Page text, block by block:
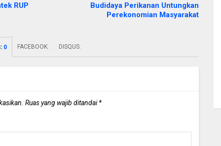
RUP
Budidaya Perikanan Untungkan
Perekonomian Masyarakat
0 FACEBOOK: DISQUS:
Ruas yang wajib ditandai*